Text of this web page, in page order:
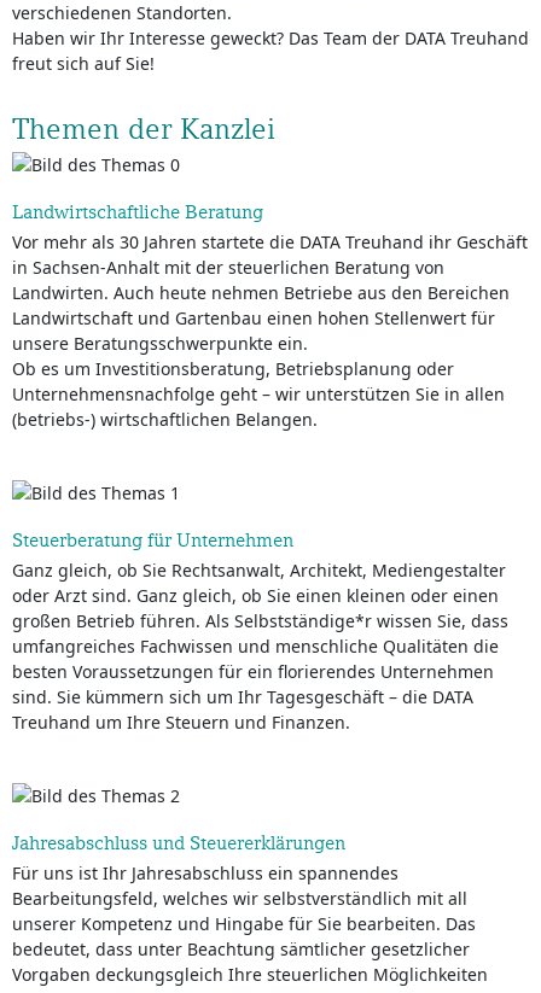
verschiedenen Standorten.
Haben wir Ihr Interesse geweckt? Das Team der DATA Treuhand
freut sich auf Sie!
Themen der Kanzlei
Landwirtschaftliche Beratung
Vor mehr als 30 Jahren startete die DATA Treuhand ihr Geschäft
in Sachsen-Anhalt mit der steuerlichen Beratung von
Landwirten. Auch heute nehmen Betriebe aus den Bereichen
Landwirtschaft und Gartenbau einen hohen Stellenwert für
unsere Beratungsschwerpunkte ein.
Ob es um Investitionsberatung, Betriebsplanung oder
Unternehmensnachfolge geht – wir unterstützen Sie in allen
(betriebs-) wirtschaftlichen Belangen.
Steuerberatung für Unternehmen
Ganz gleich, ob Sie Rechtsanwalt, Architekt, Mediengestalter
oder Arzt sind. Ganz gleich, ob Sie einen kleinen oder einen
großen Betrieb führen. Als Selbstständige*r wissen Sie, dass
umfangreiches Fachwissen und menschliche Qualitäten die
besten Voraussetzungen für ein florierendes Unternehmen
sind. Sie kümmern sich um Ihr Tagesgeschäft – die DATA
Treuhand um Ihre Steuern und Finanzen.
Jahresabschluss und Steuererklärungen
Für uns ist Ihr Jahresabschluss ein spannendes
Bearbeitungsfeld, welches wir selbstverständlich mit all
unserer Kompetenz und Hingabe für Sie bearbeiten. Das
bedeutet, dass unter Beachtung sämtlicher gesetzlicher
Vorgaben deckungsgleich Ihre steuerlichen Möglichkeiten